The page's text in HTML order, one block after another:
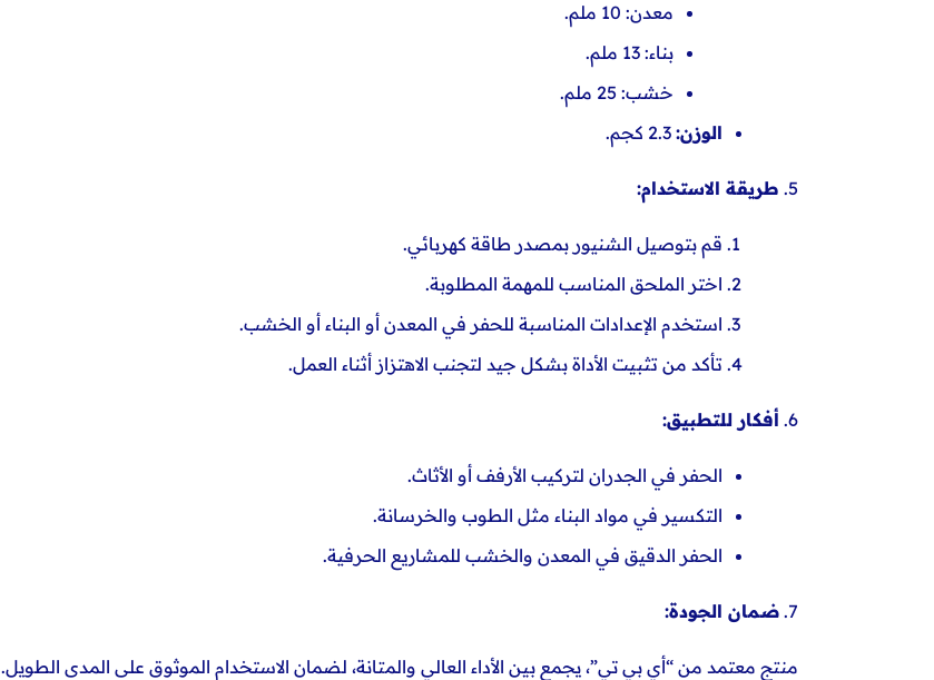
معدن: 10 ملم.
بناء: 13 ملم.
خشب: 25 ملم.
الوزن:
5. طريقة الاستخدام:
قم بتوصيل الشنيور بمصدر طاقة كهربائي.
اختر الملحق المناسب للمهمة المطلوبة.
استخدم الإعدادات المناسبة للحفر في المعدن أو البناء أو الخشب.
تأكد من تثبيت الأداة بشكل جيد لتجنب الاهتزاز أثناء العمل.
6. أفكار للتطبيق:
الحفر في الجدران لتركيب الأرفف أو الأثاث.
التكسير في مواد البناء مثل الطوب والخرسانة.
الحفر الدقيق في المعدن والخشب للمشاريع الحرفية.
7. ضمان الجودة:
منتج معتمد من “أي بي تي”، يجمع بين الأداء العالي والمتانة، لضمان الاستخدام الموثوق على المدى الطويل.